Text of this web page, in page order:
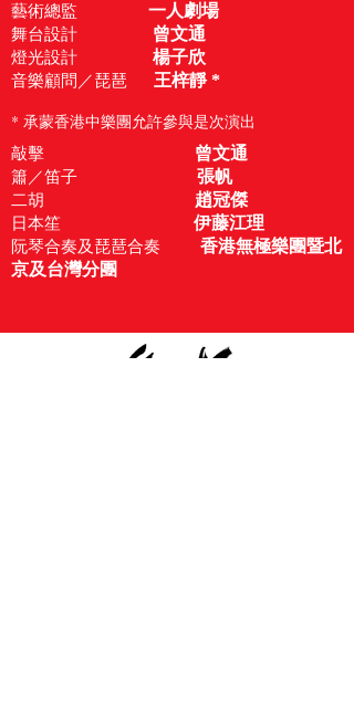
藝術總監 一人劇場
舞台設計 曾文通
燈光設計 楊子欣
音樂顧問／琵琶 王梓靜 *
* 承蒙香港中樂團允許參與是次演出
敲擊 曾文通
簫／笛子 張帆
二胡 趙冠傑
日本笙 伊藤江理
阮琴合奏及琵琶合奏
香港無極樂團暨北
京及台灣分團